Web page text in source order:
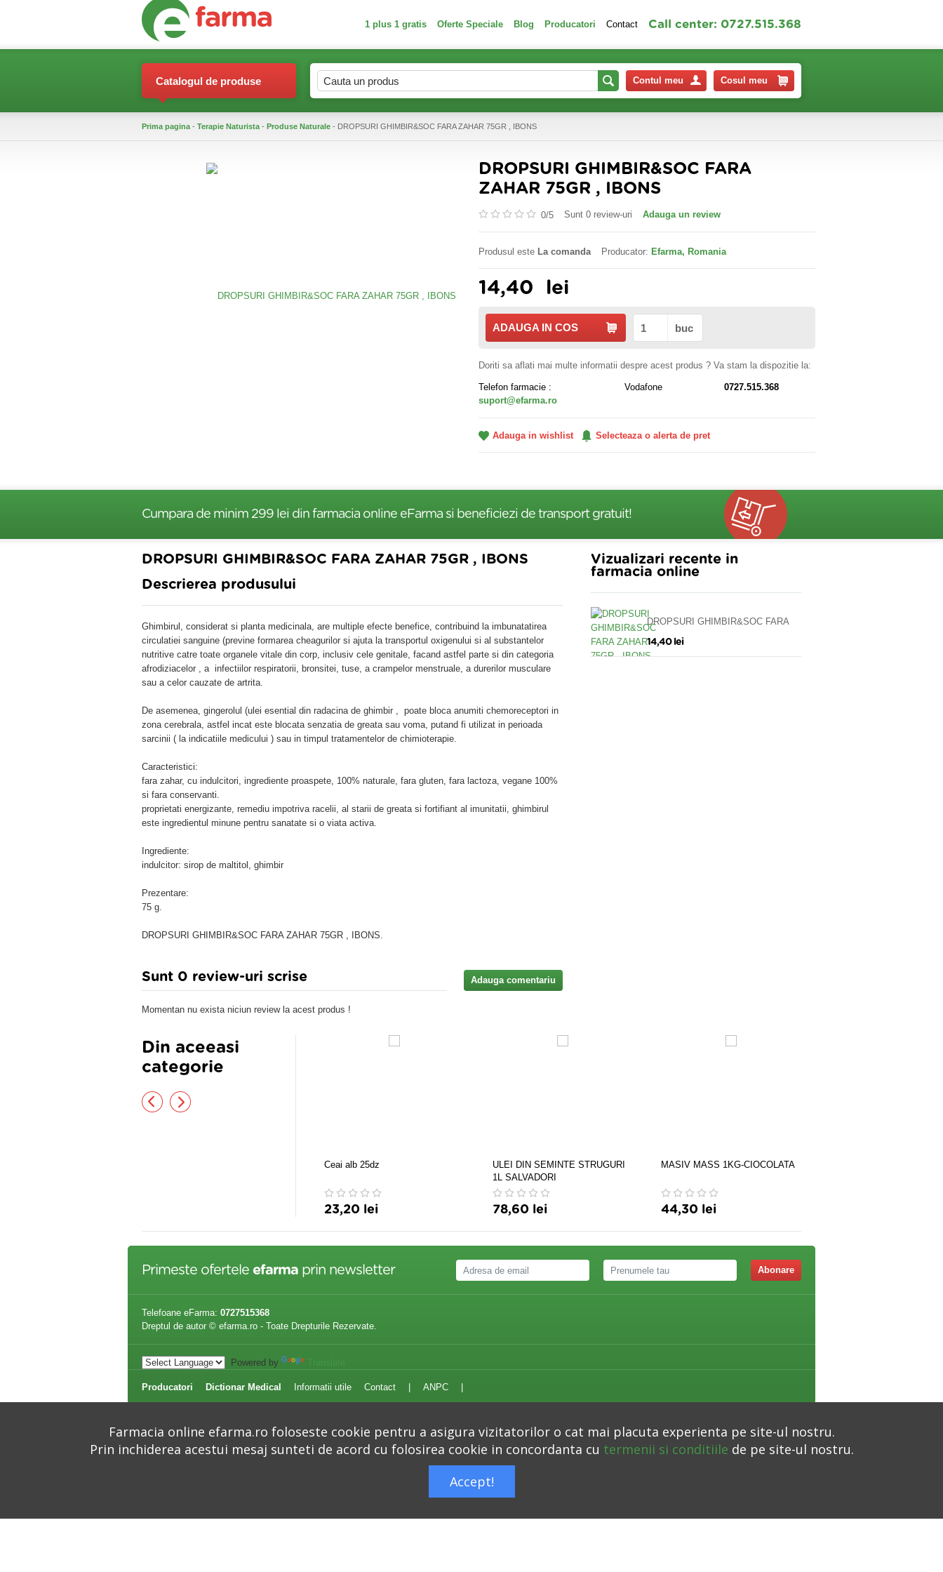
1 plus 1 gratis Oferte Speciale Blog Producatori Contact Call center: 0727.515.368
Catalogul de produse Contul meu Cosul meu
Prima pagina - Terapie Naturista - Produse Naturale - DROPSURI GHIMBIR&SOC FARA ZAHAR 75GR , IBONS
DROPSURI GHIMBIR&SOC FARA
ZAHAR 75GR , IBONS
0/5 Sunt 0 review-uri Adauga un review
Produsul este La comanda Producator: Efarma, Romania
14,40 lei
ADAUGA IN COS buc
Doriti sa aflati mai multe informatii despre acest produs ? Va stam la dispozitie la:
Telefon farmacie : Vodafone
0727.515.368
suport@efarma.ro
Adauga in wishlist Selecteaza o alerta de pret
Cumpara de minim 299 lei din farmacia online eFarma si beneficiezi de transport gratuit!
DROPSURI GHIMBIR&SOC FARA ZAHAR 75GR , IBONS
Descrierea produsului
Ghimbirul, considerat si planta medicinala, are multiple efecte benefice, contribuind la imbunatatirea
circulatiei sanguine (previne formarea cheagurilor si ajuta la transportul oxigenului si al substantelor
nutritive catre toate organele vitale din corp, inclusiv cele genitale, facand astfel parte si din categoria
afrodiziacelor , a infectiilor respiratorii, bronsitei, tuse, a crampelor menstruale, a durerilor musculare
sau a celor cauzate de artrita.
De asemenea, gingerolul (ulei esential din radacina de ghimbir , poate bloca anumiti chemoreceptori in
zona cerebrala, astfel incat este blocata senzatia de greata sau voma, putand fi utilizat in perioada
sarcinii ( la indicatiile medicului ) sau in timpul tratamentelor de chimioterapie.
Caracteristici:
fara zahar, cu indulcitori, ingrediente proaspete, 100% naturale, fara gluten, fara lactoza, vegane 100%
si fara conservanti.
proprietati energizante, remediu impotriva racelii, al starii de greata si fortifiant al imunitatii, ghimbirul
este ingredientul minune pentru sanatate si o viata activa.
Ingrediente:
indulcitor: sirop de maltitol, ghimbir
Prezentare:
75 g.
DROPSURI GHIMBIR&SOC FARA ZAHAR 75GR , IBONS.
Sunt 0 review-uri scrise Adauga comentariu
Momentan nu exista niciun review la acest produs !
Vizualizari recente in
farmacia online
DROPSURI GHIMBIR&SOC FARA
ZAHAR 75GR , IBONS
14,40 lei
Din aceeasi
categorie
Ceai alb 25dz
23,20 lei
ULEI DIN SEMINTE STRUGURI
1L SALVADORI
78,60 lei
MASIV MASS 1KG-CIOCOLATA
44,30 lei
Primeste ofertele efarma prin newsletter Abonare
Telefoane eFarma: 0727515368
Dreptul de autor © efarma.ro - Toate Drepturile Rezervate.
Powered by
Producatori Dictionar Medical Informatii utile Contact ANPC
Autoritatea Nationala pentru Protectia Consumatorilor –
Farmacia online efarma.ro foloseste cookie pentru a asigura vizitatorilor o cat mai placuta experienta pe site-ul nostru.
Prin inchiderea acestui mesaj sunteti de acord cu folosirea cookie in concordanta cu termenii si conditiile de pe site-ul nostru.
Accept!